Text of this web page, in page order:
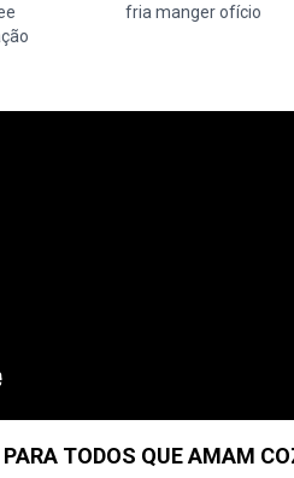
fria manger ofício
TODOS QUE AMAM